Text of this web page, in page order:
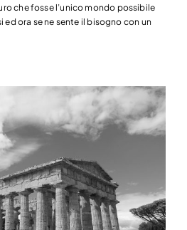
che fosse l’unico mondo possibile
ed ora se ne sente il bisogno con un